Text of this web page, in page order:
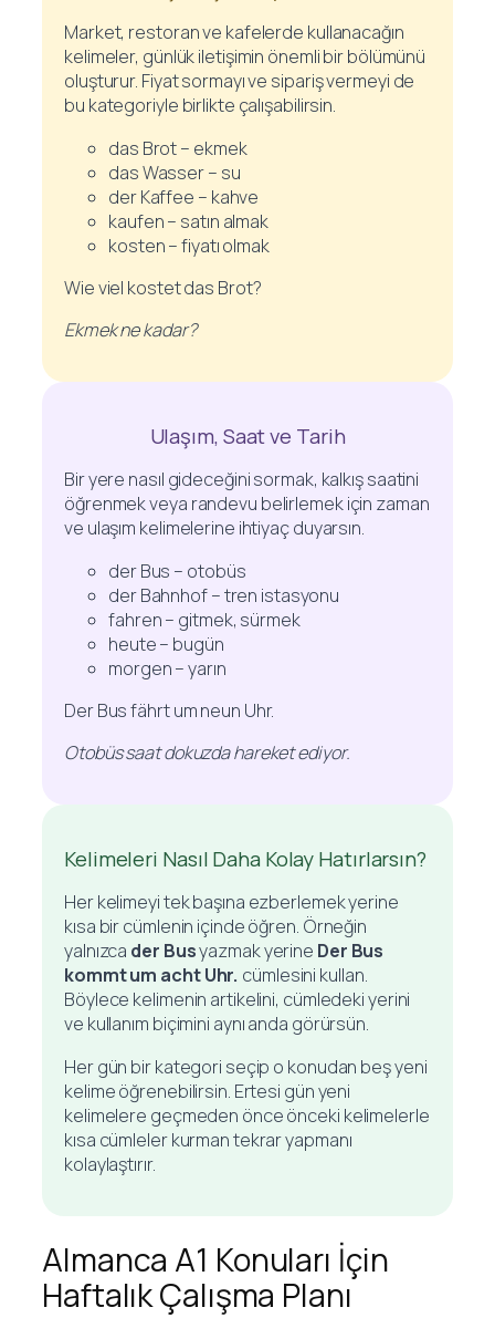
Market, restoran ve kafelerde kullanacağın
kelimeler, günlük iletişimin önemli bir bölümünü
oluşturur. Fiyat sormayı ve sipariş vermeyi de
bu kategoriyle birlikte çalışabilirsin.
das Brot – ekmek
das Wasser – su
der Kaffee – kahve
kaufen – satın almak
kosten – fiyatı olmak
Wie viel kostet das Brot?
Ekmek ne kadar?
Ulaşım, Saat ve Tarih
Bir yere nasıl gideceğini sormak, kalkış saatini
öğrenmek veya randevu belirlemek için zaman
ve ulaşım kelimelerine ihtiyaç duyarsın.
der Bus – otobüs
der Bahnhof – tren istasyonu
fahren – gitmek, sürmek
heute – bugün
morgen – yarın
Der Bus fährt um neun Uhr.
Otobüs saat dokuzda hareket ediyor.
Kelimeleri Nasıl Daha Kolay Hatırlarsın?
Her kelimeyi tek başına ezberlemek yerine
kısa bir cümlenin içinde öğren. Örneğin
yalnızca der Busyazmak yerine Der Bus
kommt um acht Uhr. cümlesini kullan.
Böylece kelimenin artikelini, cümledeki yerini
ve kullanım biçimini aynı anda görürsün.
Her gün bir kategori seçip o konudan beş yeni
kelime öğrenebilirsin. Ertesi gün yeni
kelimelere geçmeden önce önceki kelimelerle
kısa cümleler kurman tekrar yapmanı
kolaylaştırır.
Almanca A1 Konuları İçin
Haftalık Çalışma Planı